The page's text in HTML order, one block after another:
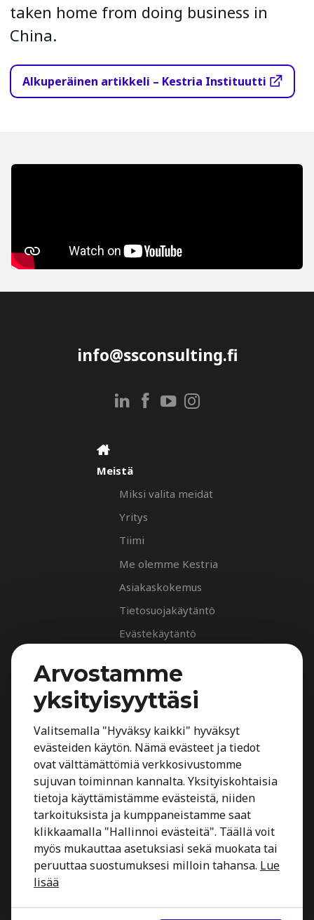
taken home from doing business in
China.
Alkuperäinen artikkeli – Kestria Instituutti
info@ssconsulting.fi
Meistä
Miksi valita meidät
Yritys
Tiimi
Me olemme Kestria
Asiakaskokemus
Tietosuojakäytäntö
Evästekäytäntö
Rekrytointipalvelu
Arvioinnit
Johdon suorahaku
Johdon arvioinnit
Toimialatuntemus
Työnhakijalle
Kestria Insights
Yhteystiedot
Arvostamme
yksityisyyttäsi
Valitsemalla "Hyväksy kaikki" hyväksyt
evästeiden käytön. Nämä evästeet ja tiedot
ovat välttämättömiä verkkosivustomme
sujuvan toiminnan kannalta. Yksityiskohtaisia
tietoja käyttämistämme evästeistä, niiden
tarkoituksista ja kumppaneistamme saat
klikkaamalla "Hallinnoi evästeitä". Täällä voit
myös mukauttaa asetuksiasi sekä muokata tai
peruuttaa suostumuksesi milloin tahansa. Lue
lisää